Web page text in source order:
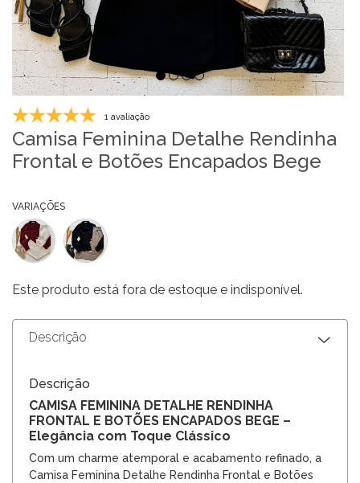
1 avaliação
Camisa Feminina Detalhe Rendinha
Frontal e Botões Encapados Bege
VARIAÇÕES
Este produto está fora de estoque e indisponível.
Descrição
Descrição
CAMISA FEMININA DETALHE RENDINHA
FRONTAL E BOTÕES ENCAPADOS BEGE –
Elegância com Toque Clássico
Com um charme atemporal e acabamento refinado, a
Camisa Feminina Detalhe Rendinha Frontal e Botões